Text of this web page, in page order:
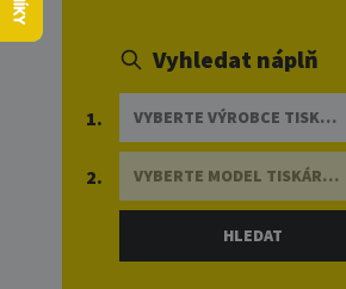
Vyhledat náplň
VYBERTE VÝROBCE TISKÁRNY
1.
VYBERTE MODEL TISKÁRNY
2.